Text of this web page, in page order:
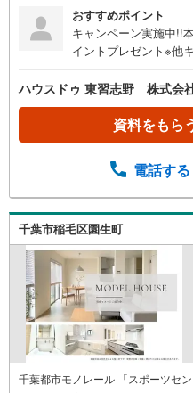
おすすめポイント
キャンペーン実施中!!
イントプレゼント※他
は20万円のいずれか安
※新築戸建の成約価格
な額相当のPayPayポ
ハウスドゥ 東習志野 株式会
資料をもら
電話する
千葉市稲毛区園生町
千葉都市モノレール 「スポーツセ